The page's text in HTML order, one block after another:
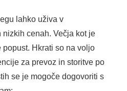
lahko uživa v
cenah. Večja kot je
Hkrati so na voljo
za prevoz in storitve po
se je mogoče dogovoriti s